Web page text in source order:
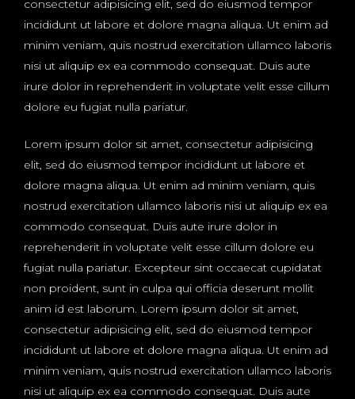
consectetur adipisicing elit, sed do eiusmod tempor
incididunt ut labore et dolore magna aliqua. Ut enim ad
minim veniam, quis nostrud exercitation ullamco laboris
nisi ut aliquip ex ea commodo consequat. Duis aute
irure dolor in reprehenderit in voluptate velit esse cillum
dolore eu fugiat nulla pariatur.
Lorem ipsum dolor sit amet, consectetur adipisicing
elit, sed do eiusmod tempor incididunt ut labore et
dolore magna aliqua. Ut enim ad minim veniam, quis
nostrud exercitation ullamco laboris nisi ut aliquip ex ea
commodo consequat. Duis aute irure dolor in
reprehenderit in voluptate velit esse cillum dolore eu
fugiat nulla pariatur. Excepteur sint occaecat cupidatat
non proident, sunt in culpa qui officia deserunt mollit
anim id est laborum. Lorem ipsum dolor sit amet,
consectetur adipisicing elit, sed do eiusmod tempor
incididunt ut labore et dolore magna aliqua. Ut enim ad
minim veniam, quis nostrud exercitation ullamco laboris
nisi ut aliquip ex ea commodo consequat. Duis aute